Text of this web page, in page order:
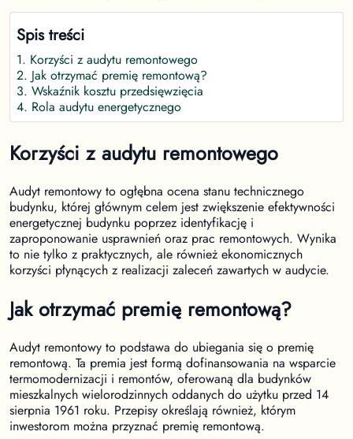
Spis treści
1. Korzyści z audytu remontowego
2. Jak otrzymać premię remontową?
3. Wskaźnik kosztu przedsięwzięcia
4. Rola audytu energetycznego
Korzyści z audytu remontowego
Audyt remontowy to ogłębna ocena stanu technicznego
budynku, której głównym celem jest zwiększenie efektywności
energetycznej budynku poprzez identyfikację i
zaproponowanie usprawnień oraz prac remontowych. Wynika
to nie tylko z praktycznych, ale również ekonomicznych
korzyści płynących z realizacji zaleceń zawartych w audycie.
Jak otrzymać premię remontową?
Audyt remontowy to podstawa do ubiegania się o premię
remontową. Ta premia jest formą dofinansowania na wsparcie
termomodernizacji i remontów, oferowaną dla budynków
mieszkalnych wielorodzinnych oddanych do użytku przed 14
sierpnia 1961 roku. Przepisy określają również, którym
inwestorom można przyznać premię remontową.